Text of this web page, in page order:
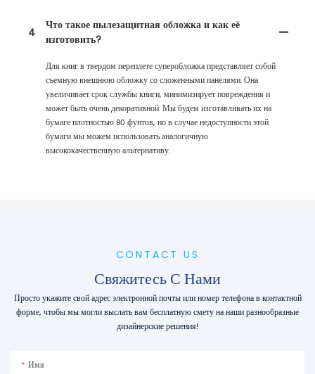
4
Что такое пылезащитная обложка и как её
изготовить?
Для книг в твердом переплете суперобложка представляет собой
съемную внешнюю обложку со сложенными панелями. Она
увеличивает срок службы книги, минимизирует повреждения и
может быть очень декоративной. Мы будем изготавливать их на
бумаге плотностью 80 фунтов, но в случае недоступности этой
бумаги мы можем использовать аналогичную
высококачественную альтернативу.
CONTACT US
Свяжитесь С Нами
Просто укажите свой адрес электронной почты или номер телефона в контактной
форме, чтобы мы могли выслать вам бесплатную смету на наши разнообразные
дизайнерские решения!
Имя